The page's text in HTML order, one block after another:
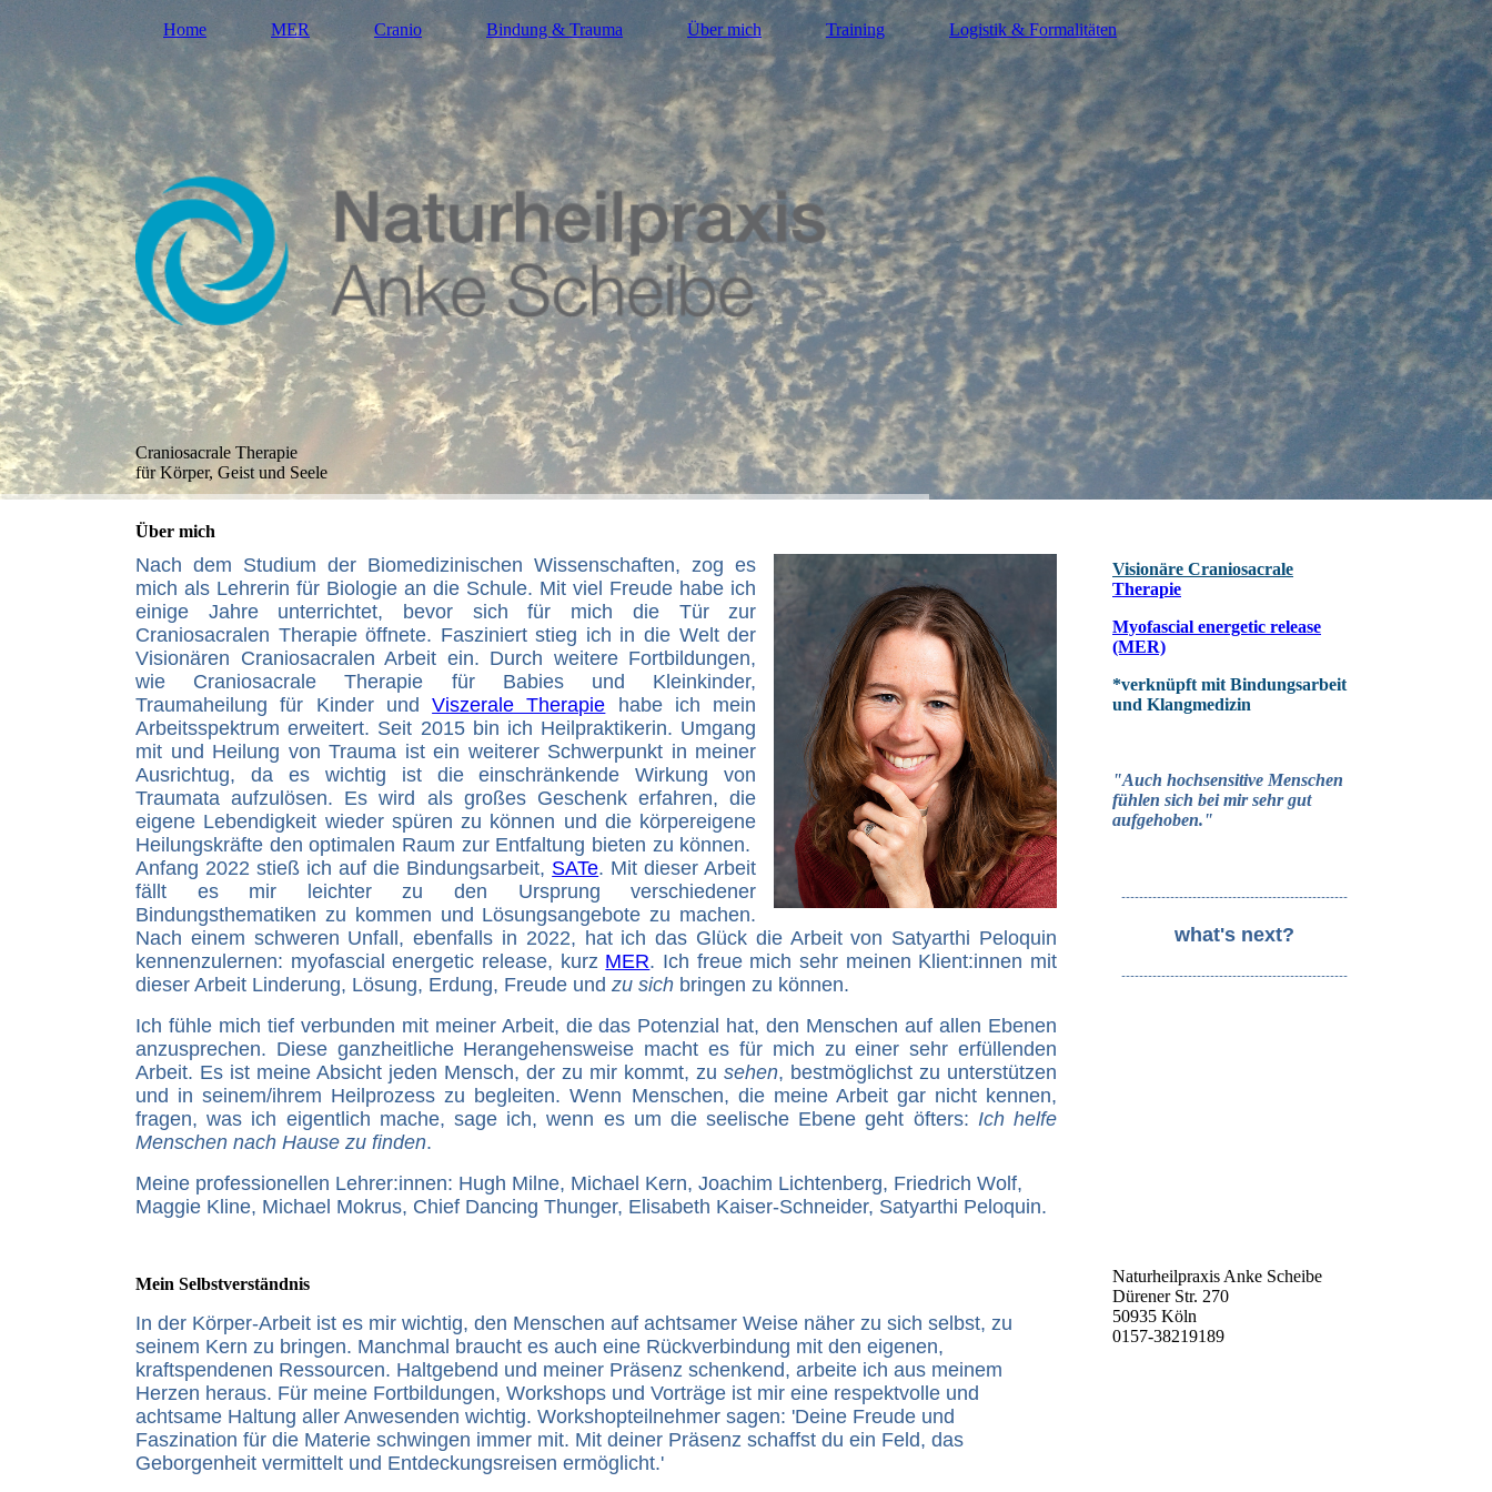
Home MER Cranio Bindung & Trauma Über mich Training Logistik & Formalitäten
Craniosacrale Therapie
für Körper, Geist und Seele
Über mich
Nach dem Studium der Biomedizinischen Wissenschaften, zog es
mich als Lehrerin für Biologie an die Schule. Mit viel Freude habe ich
einige Jahre unterrichtet, bevor sich für mich die Tür zur
Craniosacralen Therapie öffnete. Fasziniert stieg ich in die Welt der
Visionären Craniosacralen Arbeit ein. Durch weitere Fortbildungen,
wie Craniosacrale Therapie für Babies und Kleinkinder,
Traumaheilung für Kinder undViszerale Therapie habe ich mein
Arbeitsspektrum erweitert. Seit 2015 bin ich Heilpraktikerin. Umgang
mit und Heilung von Trauma ist ein weiterer Schwerpunkt in meiner
Ausrichtug, da es wichtig ist die einschränkende Wirkung von
Traumata aufzulösen. Es wird als großes Geschenk erfahren, die
eigene Lebendigkeit wieder spüren zu können und die körpereigene
Heilungskräfte den optimalen Raum zur Entfaltung bieten zu können.
Anfang 2022 stieß ich auf die Bindungsarbeit, SATe. Mit dieser Arbeit
fällt es mir leichter zu den Ursprung verschiedener
Bindungsthematiken zu kommen und Lösungsangebote zu machen.
Nach einem schweren Unfall, ebenfalls in 2022, hat ich das Glück die Arbeit von Satyarthi Peloquin
kennenzulernen: myofascial energetic release, kurz MER. Ich freue mich sehr meinen Klient:innen mit
dieser Arbeit Linderung, Lösung, Erdung, Freude und zu sich bringen zu können.
Ich fühle mich tief verbunden mit meiner Arbeit, die das Potenzial hat, den Menschen auf allen Ebenen
anzusprechen. Diese ganzheitliche Herangehensweise macht es für mich zu einer sehr erfüllenden
Arbeit. Es ist meine Absicht jeden Mensch, der zu mir kommt, zu sehen, bestmöglichst zu unterstützen
und in seinem/ihrem Heilprozess zu begleiten. Wenn Menschen, die meine Arbeit gar nicht kennen,
fragen, was ich eigentlich mache, sage ich, wenn es um die seelische Ebene geht öfters: Ich helfe
Menschen nach Hause zu finden.
Meine professionellen Lehrer:innen: Hugh Milne, Michael Kern, Joachim Lichtenberg, Friedrich Wolf,
Maggie Kline, Michael Mokrus, Chief Dancing Thunger, Elisabeth Kaiser-Schneider, Satyarthi Peloquin.
Mein Selbstverständnis
In der Körper-Arbeit ist es mir wichtig, den Menschen auf achtsamer Weise näher zu sich selbst, zu
seinem Kern zu bringen. Manchmal braucht es auch eine Rückverbindung mit den eigenen,
kraftspendenen Ressourcen. Haltgebend und meiner Präsenz schenkend, arbeite ich aus meinem
Herzen heraus. Für meine Fortbildungen, Workshops und Vorträge ist mir eine respektvolle und
achtsame Haltung aller Anwesenden wichtig. Workshopteilnehmer sagen: 'Deine Freude und
Faszination für die Materie schwingen immer mit. Mit deiner Präsenz schaffst du ein Feld, das
Geborgenheit vermittelt und Entdeckungsreisen ermöglicht.'
Visionäre Craniosacrale
Therapie
Myofascial energetic release
(MER)
*verknüpft mit Bindungsarbeit
und Klangmedizin
"Auch hochsensitive Menschen
fühlen sich bei mir sehr gut
aufgehoben."
---------------------------------------------------
what's next?
---------------------------------------------------
Naturheilpraxis Anke Scheibe
Dürener Str. 270
50935 Köln
0157-38219189